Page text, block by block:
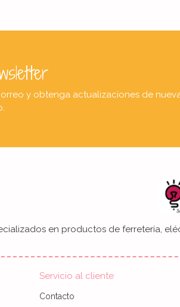
y obtenga actualizaciones de
en productos de ferretería,
Servicio al cliente
Contacto